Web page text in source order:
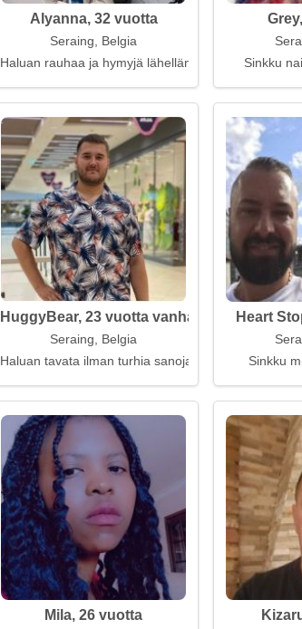
Alyanna, 32 vuotta
Seraing, Belgia
Haluan rauhaa ja hymyjä lähelläni
Sinkku
HuggyBear, 23 vuotta vanha
Seraing, Belgia
Haluan tavata ilman turhia sanoja
Heart
Sinkku
Mila, 26 vuotta